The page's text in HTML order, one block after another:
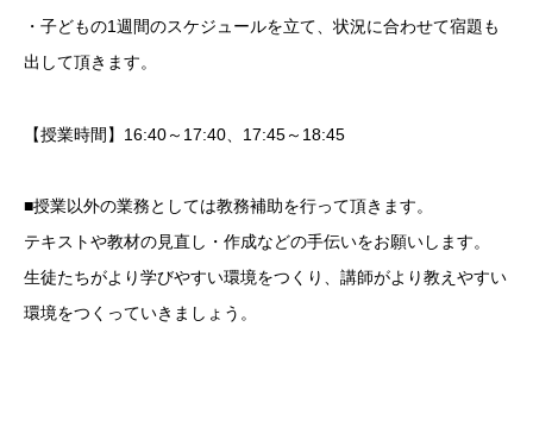
・子どもの1週間のスケジュールを立て、状況に合わせて宿題も
出して頂きます。
【授業時間】16:40～17:40、17:45～18:45
■授業以外の業務としては教務補助を行って頂きます。
テキストや教材の見直し・作成などの手伝いをお願いします。
生徒たちがより学びやすい環境をつくり、講師がより教えやすい
環境をつくっていきましょう。